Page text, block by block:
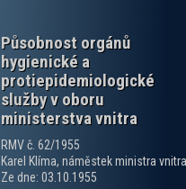
Působnost orgánů
hygienické a
protiepidemiologické
služby v oboru
ministerstva vnitra
RMV č. 62/1955
Karel Klíma, náměstek ministra vnitra
Ze dne: 03.10.1955